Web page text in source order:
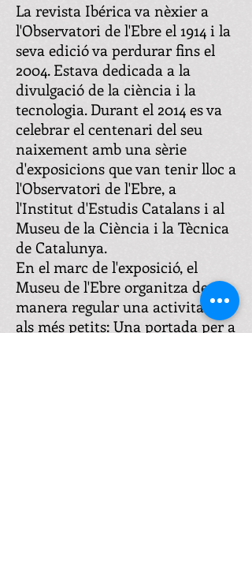
La revista Ibérica va nèxier a
l'Observatori de l'Ebre el 1914 i la
seva edició va perdurar fins el
2004. Estava dedicada a la
divulgació de la ciència i la
tecnologia. Durant el 2014 es va
celebrar el centenari del seu
naixement amb una sèrie
d'exposicions que van tenir lloc a
l'Observatori de l'Ebre, a
l'Institut d'Estudis Catalans i al
Museu de la Ciència i la Tècnica
de Catalunya.
En el marc de l'exposició, el
Museu de l'Ebre organitza de
manera regular una activitat per
als més petits: Una portada per a